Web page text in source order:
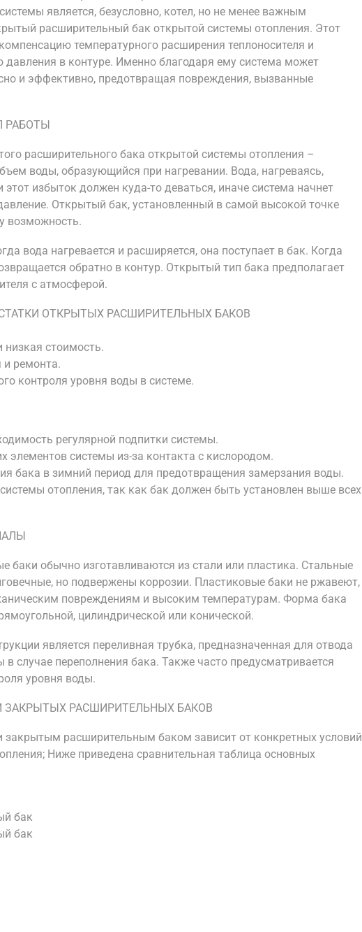
является, безусловно, котел, но не менее важным
расширительный бак открытой системы отопления. Этот
температурного расширения теплоносителя и
давления в контуре. Именно благодаря ему система может
и эффективно, предотвращая повреждения, вызванные
РАБОТЫ
расширительного бака открытой системы отопления –
воды, образующийся при нагревании. Вода, нагреваясь,
этот избыток должен куда-то деваться, иначе система начнет
Открытый бак, установленный в самой высокой точке
возможность.
вода нагревается и расширяется, она поступает в бак. Когда
обратно в контур. Открытый тип бака предполагает
с атмосферой.
ОТКРЫТЫХ РАСШИРИТЕЛЬНЫХ БАКОВ
низкая стоимость.
и ремонта.
контроля уровня воды в системе.
регулярной подпитки системы.
элементов системы из-за контакта с кислородом.
бака в зимний период для предотвращения замерзания воды.
отопления, так как бак должен быть установлен выше всех
баки обычно изготавливаются из стали или пластика. Стальные
но подвержены коррозии. Пластиковые баки не ржавеют,
повреждениям и высоким температурам. Форма бака
цилиндрической или конической.
является переливная трубка, предназначенная для отвода
случае переполнения бака. Также часто предусматривается
уровня воды.
ЗАКРЫТЫХ РАСШИРИТЕЛЬНЫХ БАКОВ
расширительным баком зависит от конкретных условий
Ниже приведена сравнительная таблица основных
бак
бак